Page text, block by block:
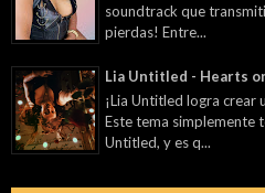
soundtrack que
pierdas! Entre...
Lia Untitled - Hearts
¡Lia Untitled logra crear
Este tema simplemente
Untitled, y es q...